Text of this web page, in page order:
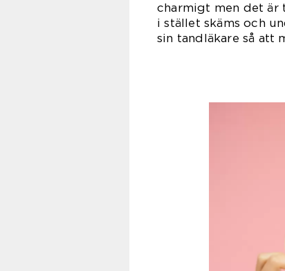
charmigt men det är
i stället skäms och
sin tandläkare så att